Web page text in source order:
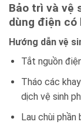
Bảo trì và vệ
dùng điện có
Hướng dẫn vệ
Tắt nguồn
Tháo các
dịch vệ sinh
Lau chùi phần